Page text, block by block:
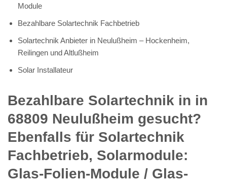
Module
Bezahlbare Solartechnik Fachbetrieb
Solartechnik Anbieter in Neulußheim – Hockenheim,
Reilingen und Altlußheim
Solar Installateur
Bezahlbare Solartechnik in in
68809 Neulußheim gesucht?
Ebenfalls für Solartechnik
Fachbetrieb, Solarmodule:
Glas-Folien-Module / Glas-